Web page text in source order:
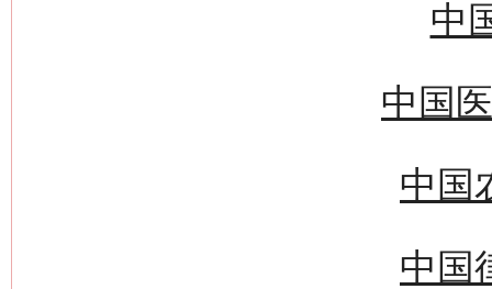
中
中国
中国
中国